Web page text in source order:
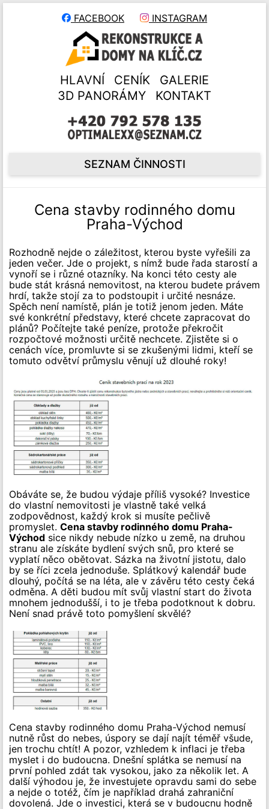
FACEBOOK INSTAGRAM
HLAVNÍ CENÍK
GALERIE
3D PANORÁMY
KONTAKT
SEZNAM ČINNOSTI
Cena stavby rodinného domu
Praha-Východ
Rozhodně nejde o záležitost, kterou byste vyřešili za
jeden večer. Jde o projekt, s nímž bude řada starostí a
vynoří se i různé otazníky. Na konci této cesty ale
bude stát krásná nemovitost, na kterou budete právem
hrdí, takže stojí za to podstoupit i určité nesnáze.
Spěch není namístě, plán je totiž jenom jeden. Máte
své konkrétní představy, které chcete zapracovat do
plánů? Počítejte také peníze, protože překročit
rozpočtové možnosti určitě nechcete. Zjistěte si o
cenách více, promluvte si se zkušenými lidmi, kteří se
tomuto odvětví průmyslu věnují už dlouhé roky!
Obáváte se, že budou výdaje příliš vysoké? Investice
do vlastní nemovitosti je vlastně také velká
zodpovědnost, každý krok si musíte pečlivě
promyslet. Cena stavby rodinného domu Praha-
Východ sice nikdy nebude nízko u země, na druhou
stranu ale získáte bydlení svých snů, pro které se
vyplatí něco obětovat. Sázka na životní jistotu, dalo
by se říci zcela jednoduše. Splátkový kalendář bude
dlouhý, počítá se na léta, ale v závěru této cesty čeká
odměna. A děti budou mít svůj vlastní start do života
mnohem jednodušší, i to je třeba podotknout k dobru.
Není snad právě toto pomyšlení skvělé?
Cena stavby rodinného domu Praha-Východ nemusí
nutně růst do nebes, úspory se dají najít téměř všude,
jen trochu chtít! A pozor, vzhledem k inflaci je třeba
myslet i do budoucna. Dnešní splátka se nemusí na
první pohled zdát tak vysokou, jako za několik let. A
další výhodou je, že investujete opravdu sami do sebe
a nejde o totéž, čím je například drahá zahraniční
dovolená. Jde o investici, která se v budoucnu hodně